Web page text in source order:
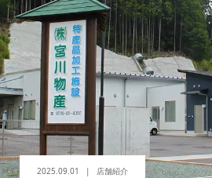
2025.09.01 店舗紹介